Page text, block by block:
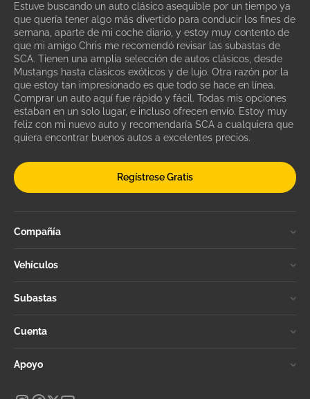
Estuve buscando un auto clásico asequible por un tiempo ya
que quería tener algo más divertido para conducir los fines de
semana, aparte de mi coche diario, y estoy muy contento de
que mi amigo Chris me recomendó revisar las subastas de
SCA. Tienen una amplia selección de autos clásicos, desde
Mustangs hasta clásicos exóticos y de lujo. Otra razón por la
que estoy tan impresionado es que todo se hace en línea.
Comprar un auto aquí fue rápido y fácil. Todas mis opciones
estaban en un solo lugar, e incluso ofrecen envío. Estoy muy
feliz con mi nuevo auto y recomendaría SCA a cualquiera que
quiera encontrar buenos autos a excelentes precios.
Regístrese Gratis
Compañía
Vehículos
Subastas
Cuenta
Apoyo